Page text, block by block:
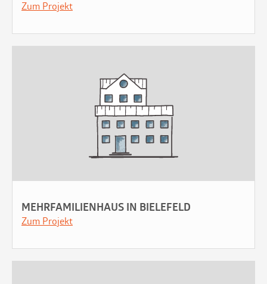
Zum Projekt
MEHRFAMILIENHAUS IN BIELEFELD
Zum Projekt